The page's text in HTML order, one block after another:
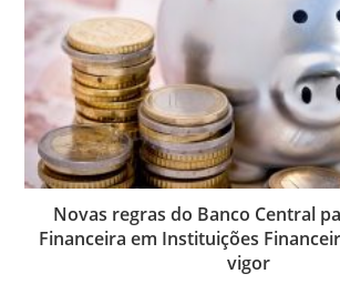
Novas regras do Banco Central
Financeira em Instituições
vigor